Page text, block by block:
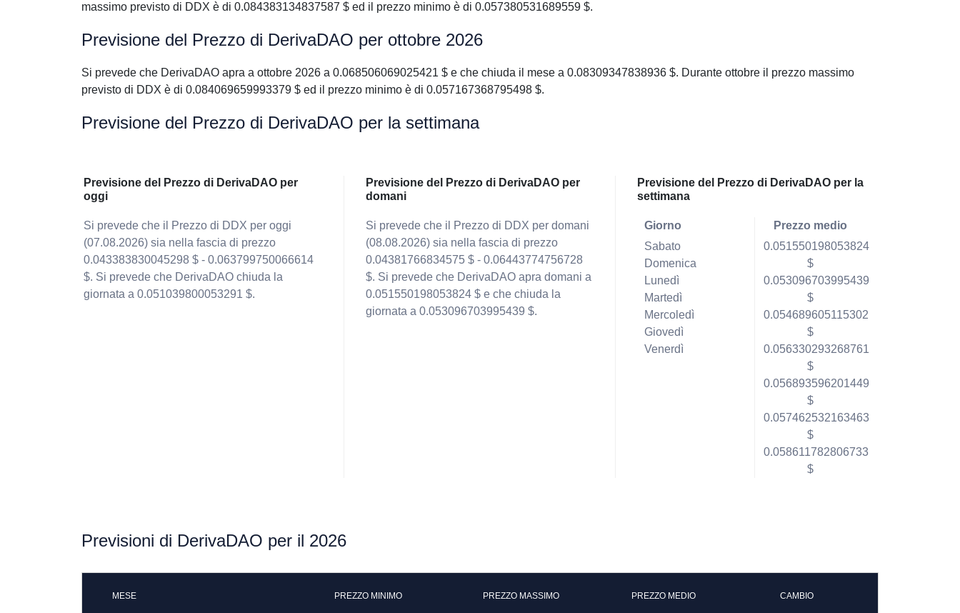
massimo previsto di DDX è di 0.084383134837587 $ ed il prezzo minimo è di 0.057380531689559 $.
Previsione del Prezzo di DerivaDAO per ottobre 2026
Si prevede che DerivaDAO apra a ottobre 2026 a 0.068506069025421 $ e che chiuda il mese a 0.08309347838936 $. Durante ottobre il prezzo massimo
previsto di DDX è di 0.084069659993379 $ ed il prezzo minimo è di 0.057167368795498 $.
Previsione del Prezzo di DerivaDAO per la settimana
Previsione del Prezzo di DerivaDAO per
oggi
Si prevede che il Prezzo di DDX per oggi
(07.08.2026) sia nella fascia di prezzo
0.043383830045298 $ - 0.063799750066614
$. Si prevede che DerivaDAO chiuda la
giornata a 0.051039800053291 $.
Previsione del Prezzo di DerivaDAO per
domani
Si prevede che il Prezzo di DDX per domani
(08.08.2026) sia nella fascia di prezzo
0.04381766834575 $ - 0.06443774756728
$. Si prevede che DerivaDAO apra domani a
0.051550198053824 $ e che chiuda la
giornata a 0.053096703995439 $.
Previsione del Prezzo di DerivaDAO per la
settimana
Giorno
Sabato
Domenica
Lunedì
Martedì
Mercoledì
Giovedì
Venerdì
Prezzo medio
0.051550198053824
$
0.053096703995439
$
0.054689605115302
$
0.056330293268761
$
0.056893596201449
$
0.057462532163463
$
0.058611782806733
$
Previsioni di DerivaDAO per il 2026
MESE PREZZO MINIMO PREZZO MASSIMO PREZZO MEDIO CAMBIO